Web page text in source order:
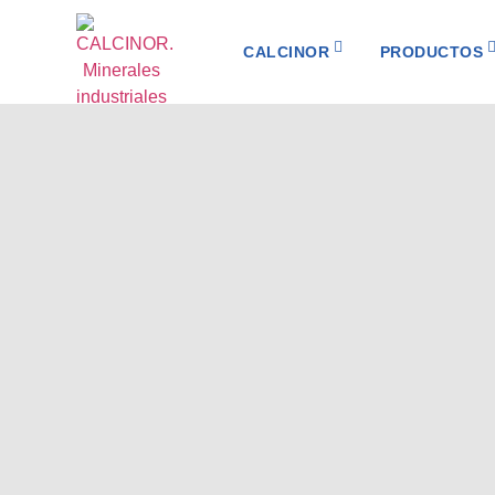
CALCINOR PRODUCTOS